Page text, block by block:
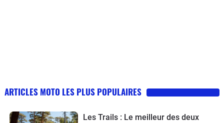
ARTICLES MOTO LES PLUS POPULAIRES
Les Trails : Le meilleur des deux